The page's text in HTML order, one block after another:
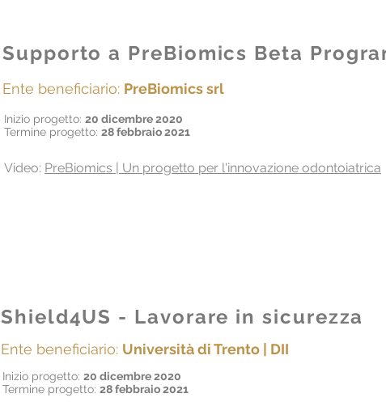
Supporto a PreBiomics Beta
Ente beneficiario: PreBiomics srl
Inizio progetto: 20 dicembre 2020
Termine progetto: 28 febbraio 2021
Video: PreBiomics | Un progetto per l'innovazione odontoiatrica
Shield4US - Lavorare in sicurezza
Ente beneficiario: Università di Trento | DII
Inizio progetto: 20 dicembre 2020
Termine progetto: 28 febbraio 2021